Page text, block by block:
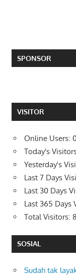
SPONSOR
VISITOR
Online Users:
Today's
Yesterday's
Last 7 Days
Last 30 Days
Last 365 Days
Total Visitors:
SOSIAL
Sudah tak